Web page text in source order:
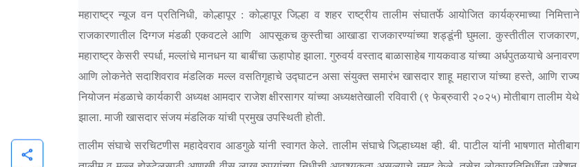
महाराष्ट्र न्यूज वन प्रतिनिधी, कोल्हापूर : कोल्हापूर जिल्हा व शहर राष्ट्रीय तालीम संघातर्फे आयोजित कार्यक्रमाच्या निमित्ताने
राजकारणातील दिग्गज मंडळी एकवटले आणि आपसूकच कुस्तीचा आखाडा राजकारण्यांच्या शड्डूंनी घुमला. कुस्तीतील राजकारण,
महाराष्ट्र केसरी स्पर्धा, मल्लांचे मानधन या बाबींचा ऊहापोह झाला. गुरुवर्य वस्ताद बाळासाहेब गायकवाड यांच्या अर्धपुतळयाचे अनावरण
आणि लोकनेते सदाशिवराव मंडलिक मल्ल वसतिगृहाचे उद्घाटन असा संयुक्त समारंभ खासदार शाहू महाराज यांच्या हस्ते, आणि राज्य
नियोजन मंडळाचे कार्यकारी अध्यक्ष आमदार राजेश क्षीरसागर यांच्या अध्यक्षतेखाली रविवारी (९ फेब्रुवारी २०२५) मोतीबाग तालीम येथे
झाला. माजी खासदार संजय मंडलिक यांची प्रमुख उपस्थिती होती.
तालीम संघाचे सरचिटणीस महादेवराव आडगुळे यांनी स्वागत केले. तालीम संघाचे जिल्हाध्यक्ष व्ही. बी. पाटील यांनी भाषणात मोतीबाग
share